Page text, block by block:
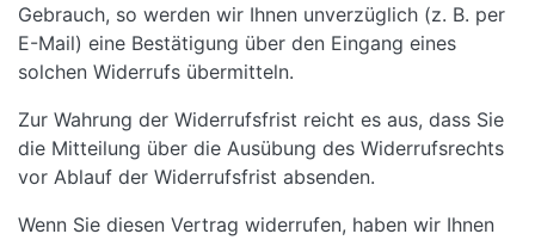
Gebrauch, so werden wir Ihnen unverzüglich (z. B. per
E-Mail) eine Bestätigung über den Eingang eines
solchen Widerrufs übermitteln.
Zur Wahrung der Widerrufsfrist reicht es aus, dass Sie
die Mitteilung über die Ausübung des Widerrufsrechts
vor Ablauf der Widerrufsfrist absenden.
Wenn Sie diesen Vertrag widerrufen, haben wir Ihnen